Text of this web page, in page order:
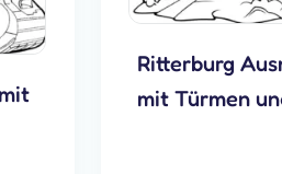
Ritterburg
mit Türmen